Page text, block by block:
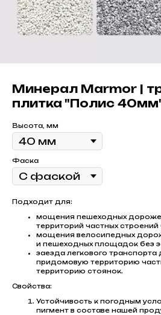
Минерал Marmor |
плитка "Полис
Высота, мм
Фаска
Подходит для:
мощения пешеходных
территорий частных
мощения велосипедных
и пешеходных площадок без
заезда легкового транспорта
придомовую территорию
территорию стоянок.
Свойства:
Устойчивость к погодным
пигмент в составе нашей